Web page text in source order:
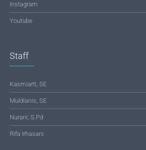
Instagram
Youtube
Staff
Kasmiarti, SE
Muldianis, SE
Nurani, S.Pd
Rifa Irhasani